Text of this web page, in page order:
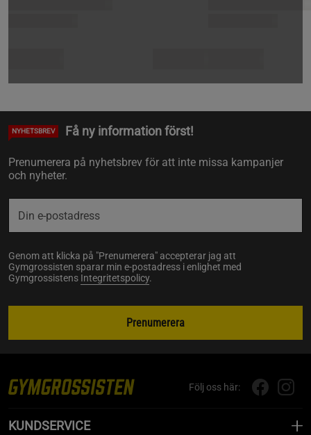
NYHETSBREV Få ny information först!
Prenumerera på nyhetsbrev för att inte missa kampanjer
och nyheter.
Genom att klicka på "Prenumerera" accepterar jag att
Gymgrossisten sparar min e-postadress i enlighet med
Gymgrossistens Integritetspolicy.
Prenumerera
Följ oss här:
KUNDSERVICE